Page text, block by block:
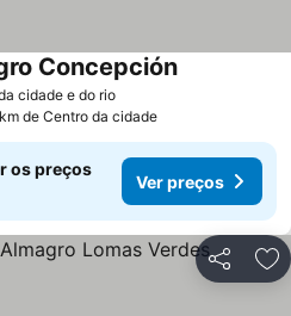
cidade e do rioVer preços
ConcepciónVer preços
de Centro da cidade
os preços
Ver preços
Partilhar